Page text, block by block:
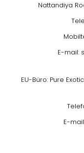
Nattandiya
E-mail:
EU-Büro: Pure
E-